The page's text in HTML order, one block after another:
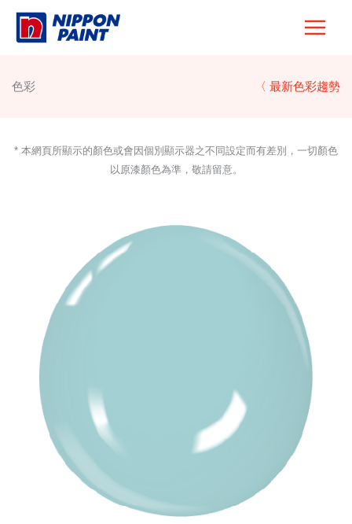
Skip
色彩 〈 最新色彩趨勢
* 本網頁所顯示的顏色或會因個別顯示器之不同設定而有差別，一切顏色
以原漆顏色為準，敬請留意。